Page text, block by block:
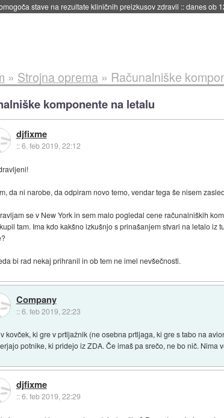
že prodal več kot polovico SSD-jev za naslednji dve leti::danes ob
» Strojna oprema» Računalniške
komponente na letalu
djfixme
::6. feb 2019, 22:12
da ni narobe, da odpiram novo temo, vendar tega še nisem
se v New York in sem malo pogledal cene računalniških
tam. Ima kdo kakšno izkušnjo s prinašanjem stvari na letalo
bi rad nekaj prihranil in ob tem ne imel nevšečnosti.
Company
::6. feb 2019, 22:23
kovček, ki gre v prtljažnik (ne osebna prtljaga, ki gre s tabo na
potnike, ki pridejo iz ZDA. Če imaš pa srečo, ne bo nič. Nima
djfixme
::6. feb 2019, 22:29